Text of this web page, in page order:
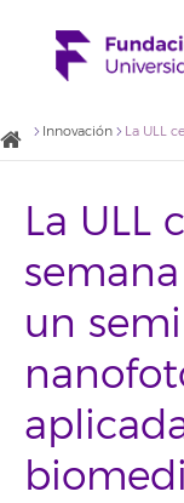
Innovación
La ULL
un